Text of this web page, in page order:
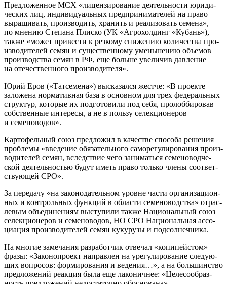
Пред­ло­жен­ное МСХ «лицен­зи­ро­ва­ние дея­тель­но­сти юри­ди­
че­ских лиц, инди­ви­ду­аль­ных пред­при­ни­ма­те­лей на пра­во
выра­щи­вать, про­из­во­дить, хра­нить и реа­ли­зо­вать семе­на»,
по мне­нию Сте­па­на Плис­ко (УК «Агро­хол­динг «Кубань»),
так­же «может при­ве­сти к рез­ко­му сни­же­нию коли­че­ства про­
из­во­ди­те­лей семян и суще­ствен­но­му умень­ше­нию объ­е­мов
про­из­вод­ства семян в РФ, еще боль­ше уве­ли­чив дав­ле­ние
на оте­че­ствен­но­го производителя».
Юрий Еров («Тат­се­ме­на») выска­зал­ся жест­че: «В про­ек­те
зало­же­на нор­ма­тив­ная база в основ­ном для трех феде­раль­ных
струк­тур, кото­рые их под­го­то­ви­ли под себя, про­лоб­би­ро­вав
соб­ствен­ные инте­ре­сы, а не в поль­зу селек­ци­о­не­ров
и семеноводов».
Кар­то­фель­ный союз пред­ло­жил в каче­стве спо­со­ба реше­ния
про­бле­мы «вве­де­ние обя­за­тель­но­го само­ре­гу­ли­ро­ва­ния про­из­
во­ди­те­лей семян, вслед­ствие чего зани­мать­ся семе­но­вод­че­
ской дея­тель­но­стью будут иметь пра­во толь­ко чле­ны соот­вет­
ству­ю­щей СРО».
За пере­да­чу «на зако­но­да­тель­ном уровне части орга­ни­за­ци­он­
ных и кон­троль­ных функ­ций в обла­сти семе­но­вод­ства» отрас­
ле­вым объ­еди­не­ни­ям высту­пи­ли так­же Наци­о­наль­ный союз
селек­ци­о­не­ров и семе­но­во­дов, НО СРО Наци­о­наль­ная ассо­
ци­а­ция про­из­во­ди­те­лей семян куку­ру­зы и подсолнечника.
На мно­гие заме­ча­ния раз­ра­бот­чик отве­чал «копи­пей­стом»
фра­зы: «Зако­но­про­ект направ­лен на уре­гу­ли­ро­ва­ние сле­ду­ю­
щих вопро­сов: фор­ми­ро­ва­ния и веде­ния…», а на боль­шин­ство
пред­ло­же­ний реак­ция была еще лако­нич­нее: «Целе­со­об­раз­